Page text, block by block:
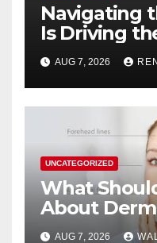
Navigating
Is Driving
Drinks
Through
AUG 7, 2026
UNCATEGORIZED
What
About
Jose
AUG 7, 2026